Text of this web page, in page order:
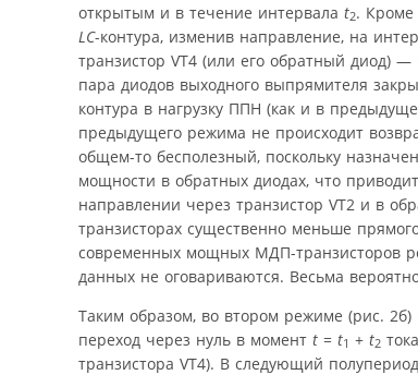
открытым и в течение интервала t2. Кроме
LC-контура, изменив направление, на
транзистор VT4 (или его обратный диод) —
пара диодов выходного выпрямителя
контура в нагрузку ППН (как и в
предыдущего режима не происходит
общем-то бесполезный, поскольку
мощности в обратных диодах, что
направлении через транзистор VT2 и в
транзисторах существенно меньше
современных мощных МДП-транзисторов
данных не оговариваются. Весьма
Таким образом, во втором режиме (рис.
переход через нуль в момент t = t1 + t2
транзистора VT4). В следующий